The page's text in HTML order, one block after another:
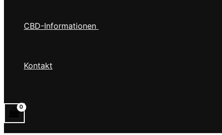
CBD-Informationen
Kontakt